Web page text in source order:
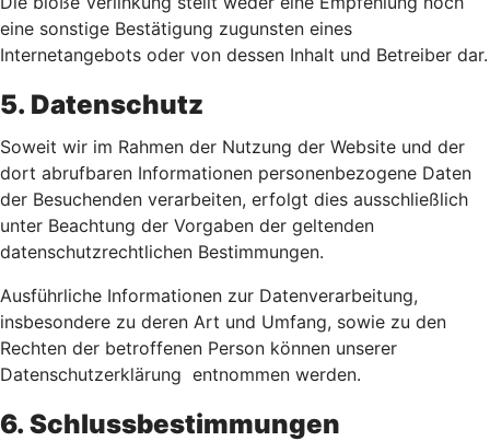
eine sonstige Bestätigung zugunsten eines
Internetangebots oder von dessen Inhalt und Betreiber dar.
5. Datenschutz
Soweit wir im Rahmen der Nutzung der Website und der
dort abrufbaren Informationen personenbezogene Daten
der Besuchenden verarbeiten, erfolgt dies ausschließlich
unter Beachtung der Vorgaben der geltenden
datenschutzrechtlichen Bestimmungen.
Ausführliche Informationen zur Datenverarbeitung,
insbesondere zu deren Art und Umfang, sowie zu den
Rechten der betroffenen Person können unserer
Datenschutzerklärung entnommen werden.
6. Schlussbestimmungen